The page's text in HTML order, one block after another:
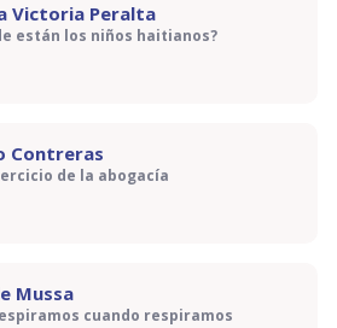
Victoria Peralta
están los niños haitianos?
Contreras
de la abogacía
Mussa
cuando respiramos